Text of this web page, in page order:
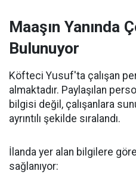
Maaşın Yanında
Bulunuyor
Köfteci Yusuf'ta çalışan
almaktadır. Paylaşılan
bilgisi değil, çalışanlara
ayrıntılı şekilde sıralandı.
İlanda yer alan bilgilere
sağlanıyor: